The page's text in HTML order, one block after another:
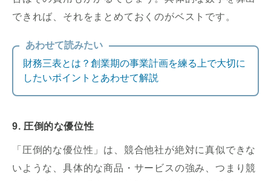
できれば、それをまとめておくのがベストです。
あわせて読みたい
財務三表とは？創業期の事業計画を練る上で大切に
したいポイントとあわせて解説
9. 圧倒的な優位性
「圧倒的な優位性」は、競合他社が絶対に真似できな
いような、具体的な商品・サービスの強み、つまり競